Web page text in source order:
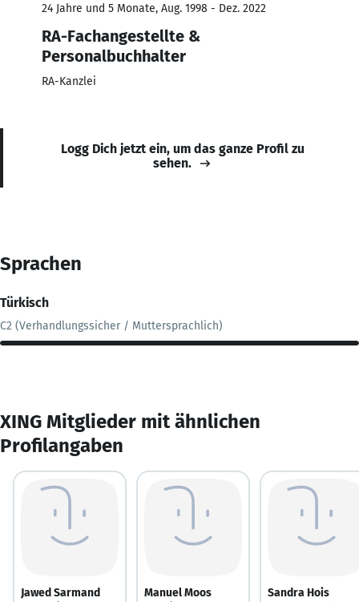
24 Jahre und 5 Monate, Aug. 1998 - Dez. 2022
RA-Fachangestellte &
Personalbuchhalter
RA-Kanzlei
Logg Dich jetzt ein, um das ganze Profil zu
sehen.
Sprachen
Türkisch
C2 (Verhandlungssicher / Muttersprachlich)
XING Mitglieder mit ähnlichen
Profilangaben
Jawed Sarmand Manuel Moos Sandra Hois